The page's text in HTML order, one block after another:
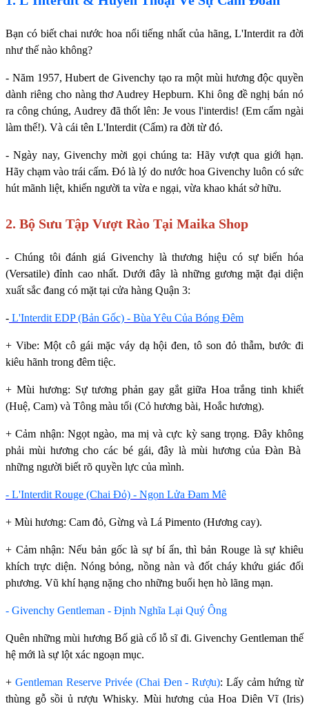
Bạn có biết chai nước hoa nổi tiếng nhất của hãng, L'Interdit ra đời
như thế nào không?
- Năm 1957, Hubert de Givenchy tạo ra một mùi hương độc quyền
dành riêng cho nàng thơ Audrey Hepburn. Khi ông đề nghị bán nó
ra công chúng, Audrey đã thốt lên: Je vous l'interdis! (Em cấm ngài
làm thế!). Và cái tên L'Interdit (Cấm) ra đời từ đó.
- Ngày nay, Givenchy mời gọi chúng ta: Hãy vượt qua giới hạn.
Hãy chạm vào trái cấm. Đó là lý do nước hoa Givenchy luôn có sức
hút mãnh liệt, khiến người ta vừa e ngại, vừa khao khát sở hữu.
2. Bộ Sưu Tập Vượt Rào Tại Maika Shop
- Chúng tôi đánh giá Givenchy là thương hiệu có sự biến hóa
(Versatile) đỉnh cao nhất. Dưới đây là những gương mặt đại diện
xuất sắc đang có mặt tại cửa hàng Quận 3:
- L'Interdit EDP (Bản Gốc) - Bùa Yêu Của Bóng Đêm
+ Vibe: Một cô gái mặc váy dạ hội đen, tô son đỏ thẫm, bước đi
kiêu hãnh trong đêm tiệc.
+ Mùi hương: Sự tương phản gay gắt giữa Hoa trắng tinh khiết
(Huệ, Cam) và Tông màu tối (Cỏ hương bài, Hoắc hương).
+ Cảm nhận: Ngọt ngào, ma mị và cực kỳ sang trọng. Đây không
phải mùi hương cho các bé gái, đây là mùi hương của Đàn Bà
những người biết rõ quyền lực của mình.
- L'Interdit Rouge (Chai Đỏ) - Ngọn Lửa Đam Mê
+ Mùi hương: Cam đỏ, Gừng và Lá Pimento (Hương cay).
+ Cảm nhận: Nếu bản gốc là sự bí ẩn, thì bản Rouge là sự khiêu
khích trực diện. Nóng bỏng, nồng nàn và đốt cháy khứu giác đối
phương. Vũ khí hạng nặng cho những buổi hẹn hò lãng mạn.
- Givenchy Gentleman - Định Nghĩa Lại Quý Ông
Quên những mùi hương Bố già cổ lỗ sĩ đi. Givenchy Gentleman thế
hệ mới là sự lột xác ngoạn mục.
+ Gentleman Reserve Privée (Chai Đen - Rượu): Lấy cảm hứng từ
thùng gỗ sồi ủ rượu Whisky. Mùi hương của Hoa Diên Vĩ (Iris)